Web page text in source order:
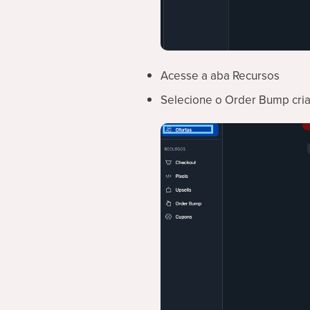
Acesse a aba Recursos
Selecione o Order Bump